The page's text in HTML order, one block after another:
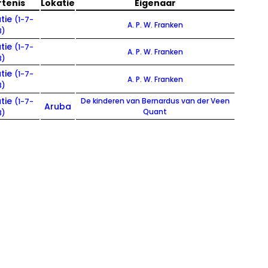
Lokatie
Eigenaar
(1-7-
A. P. W. Franken
(1-7-
A. P. W. Franken
(1-7-
A. P. W. Franken
(1-7-
Aruba
De kinderen van Bernardus van der Veen
Quant